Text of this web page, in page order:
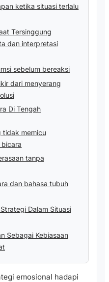
ketika situasi terlalu
Tersinggung
dan interpretasi
sebelum bereaksi
dari menyerang
Di Tengah
tidak memicu
tanpa
dan bahasa tubuh
Dalam Situasi
Sebagai Kebiasaan
emosional hadapi